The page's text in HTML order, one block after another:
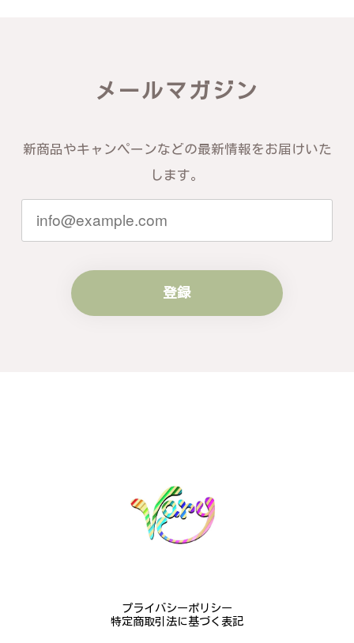
メールマガジン
新商品やキャンペーンなどの最新情報をお届けいた
します。
登録
プライバシーポリシー
特定商取引法に基づく表記